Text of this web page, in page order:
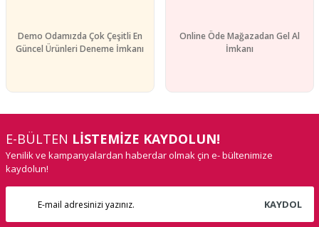
Demo Odamızda Çok Çeşitli En
Güncel Ürünleri Deneme İmkanı
Online Öde Mağazadan Gel Al
İmkanı
E-BÜLTEN LİSTEMİZE KAYDOLUN!
Yenilik ve kampanyalardan haberdar olmak çin e- bültenimize
kaydolun!
KAYDOL